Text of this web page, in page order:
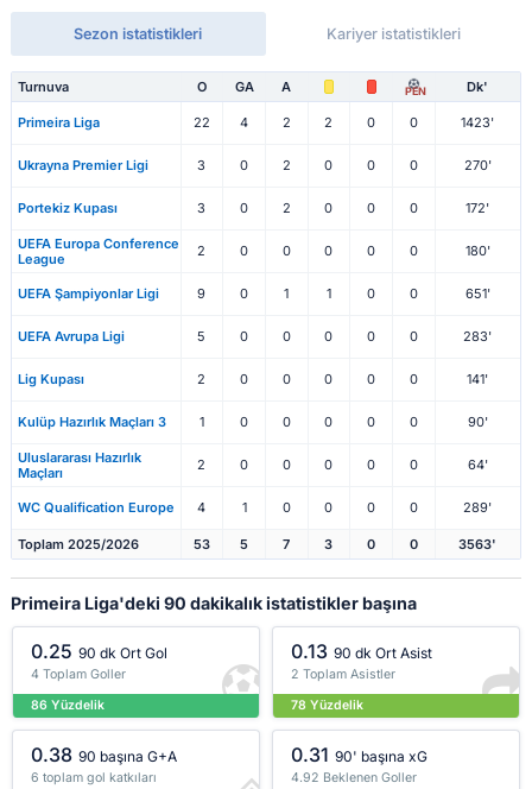
Sezon istatistikleri Kariyer istatistikleri
Turnuva O GA A PEN Dk'
Primeira Liga 22 4 2 2 0 0 1423'
Ukrayna Premier Ligi 3 0 2 0 0 0 270'
Portekiz Kupası 3 0 2 0 0 0 172'
UEFA Europa Conference
League
2 0 0 0 0 0 180'
UEFA Şampiyonlar Ligi 9 0 1 1 0 0 651'
UEFA Avrupa Ligi 5 0 0 0 0 0 283'
Lig Kupası 2 0 0 0 0 0 141'
Kulüp Hazırlık Maçları 3 1 0 0 0 0 0 90'
Uluslararası Hazırlık
Maçları
2 0 0 0 0 0 64'
WC Qualification Europe 4 1 0 0 0 0 289'
Toplam 2025/2026 53 5 7 3 0 0 3563'
Primeira Liga'deki 90 dakikalık istatistikler başına
0.25 90 dk Ort Gol
4 Toplam Goller
86 Yüzdelik
0.13 90 dk Ort Asist
2 Toplam Asistler
78 Yüzdelik
0.38 90 başına G+A
6 toplam gol katkıları
0.31 90' başına xG
4.92 Beklenen Goller